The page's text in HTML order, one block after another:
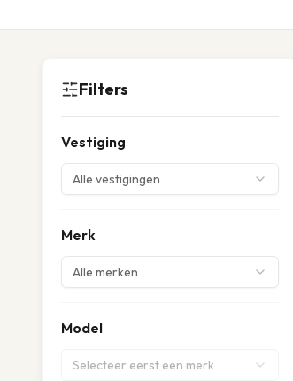
Filters
Vestiging
Alle vestigingen
Merk
Alle merken
Model
Selecteer eerst een merk